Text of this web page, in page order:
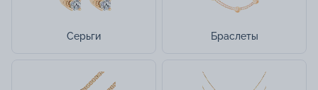
Серьги Браслеты